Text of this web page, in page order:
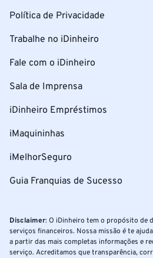
Política de Privacidade
Trabalhe no iDinheiro
Fale com o iDinheiro
Sala de Imprensa
iDinheiro Empréstimos
iMaquininhas
iMelhorSeguro
Guia Franquias de Sucesso
Disclaimer: O iDinheiro tem o propósito de
serviços financeiros. Nossa missão é te
a partir das mais completas informações e
serviço. Acreditamos que transparência,